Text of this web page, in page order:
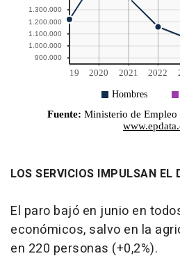
LOS SERVICIOS IMPULSAN EL
El paro bajó en junio en
económicos, salvo en la
en 220 personas (+0,2%).